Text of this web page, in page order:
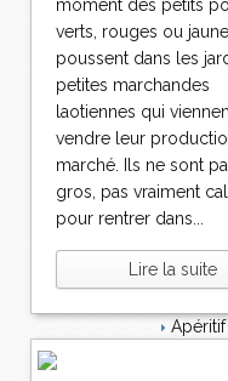
moment des petits
verts, rouges ou
poussent dans les
petites marchandes
laotiennes qui
vendre leur
marché. Ils ne sont
gros, pas vraiment
pour rentrer dans...
Lire la suite
a
i
l
Salé
Entrée
Sucré
Apéritif